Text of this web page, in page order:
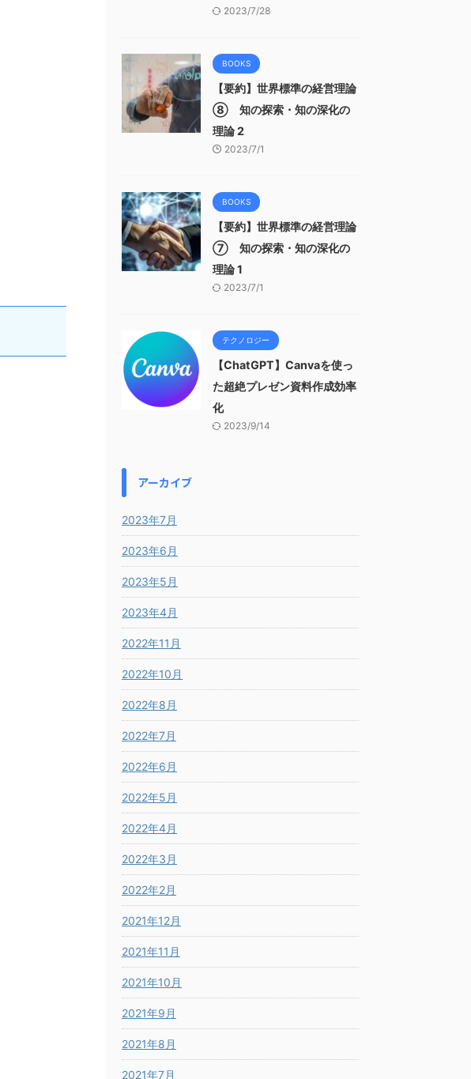
2023/7/28
BOOKS
【要約】世界標準の経営理論
⑧ 知の探索・知の深化の
理論 2
2023/7/1
BOOKS
【要約】世界標準の経営理論
⑦ 知の探索・知の深化の
理論 1
2023/7/1
テクノロジー
【ChatGPT】Canvaを使っ
た超絶プレゼン資料作成効率
化
2023/9/14
アーカイブ
2023年7月
2023年6月
2023年5月
2023年4月
2022年11月
2022年10月
2022年8月
2022年7月
2022年6月
2022年5月
2022年4月
2022年3月
2022年2月
2021年12月
2021年11月
2021年10月
2021年9月
2021年8月
2021年7月